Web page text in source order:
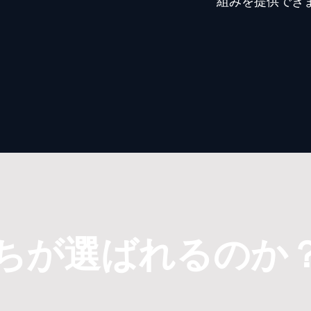
が選ばれるのか